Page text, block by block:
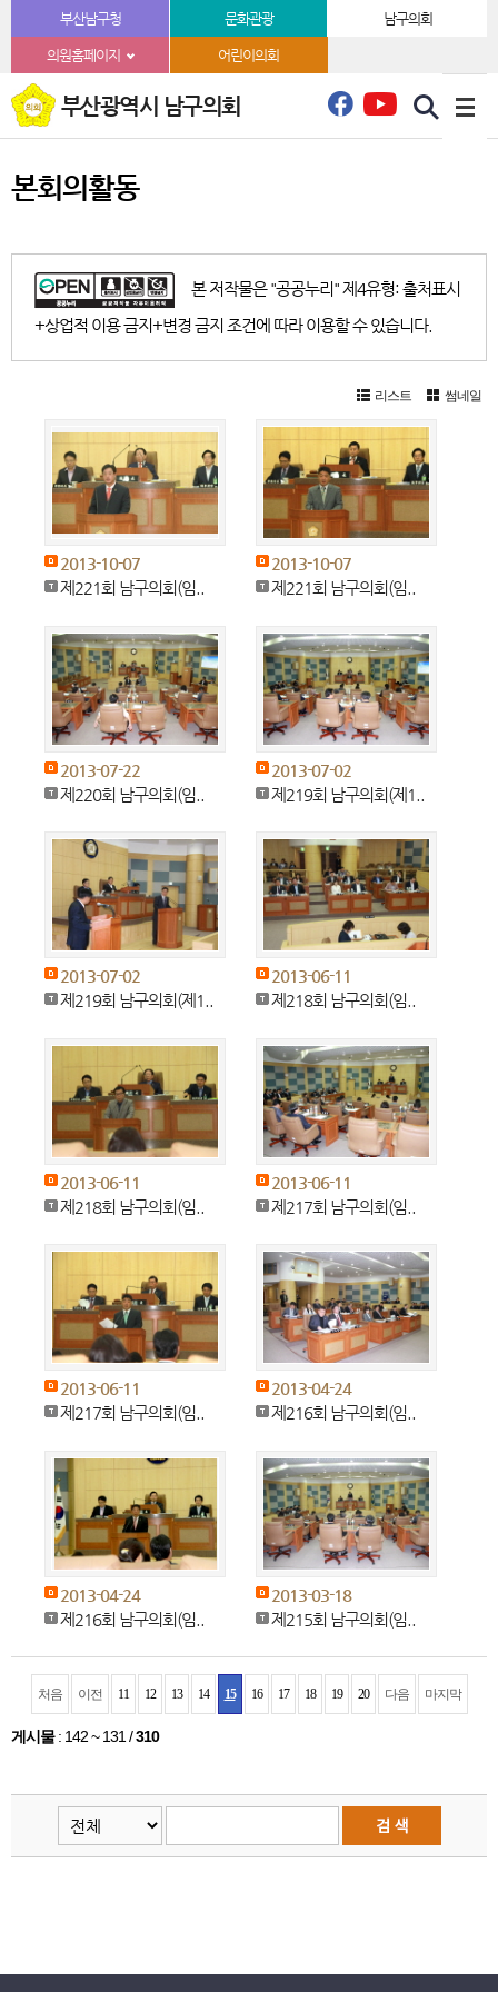
본문바로가기부산남구청 문화관광 남구의회
의원홈페이지 어린이의회
부산광역시 남구의회
본회의활동
본 저작물은 "공공누리" 제4유형: 출처표시
+상업적 이용 금지+변경 금지 조건에 따라 이용할 수 있습니다.
리스트 썸네일
2013-10-07
제221회 남구의회(임..
2013-10-07
제221회 남구의회(임..
2013-07-22
제220회 남구의회(임..
2013-07-02
제219회 남구의회(제1..
2013-07-02
제219회 남구의회(제1..
2013-06-11
제218회 남구의회(임..
2013-06-11
제218회 남구의회(임..
2013-06-11
제217회 남구의회(임..
2013-06-11
제217회 남구의회(임..
2013-04-24
제216회 남구의회(임..
2013-04-24
제216회 남구의회(임..
2013-03-18
제215회 남구의회(임..
처음 이전 11 12 13 14 15 16 17 18 19 20 다음 마지막
게시물: 142 ~ 131/310